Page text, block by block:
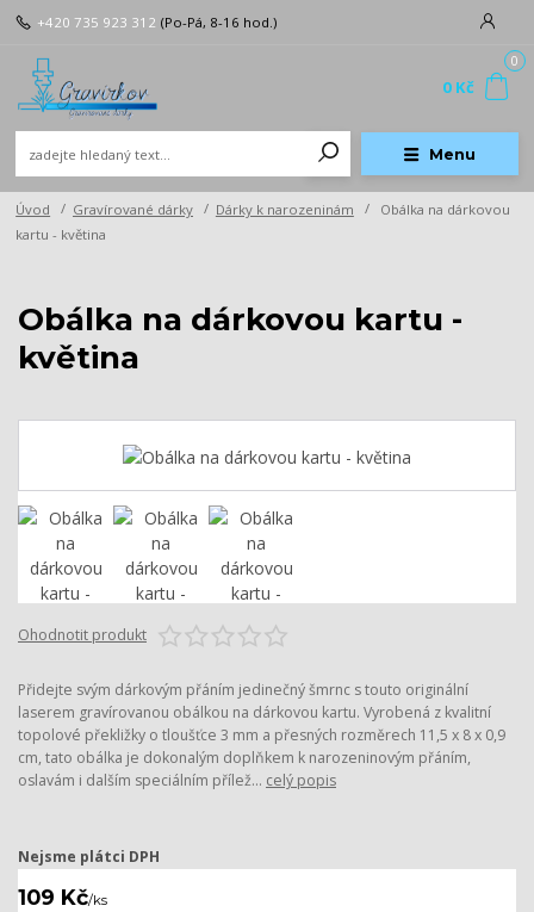
Menu
+420 735 923 312 (Po-Pá, 8-16 hod.)
0
0 Kč
Úvod Gravírované dárky Dárky k narozeninám
Obálka na dárkovou
kartu - květina
Obálka na dárkovou kartu -
květina
Ohodnotit produkt
Přidejte svým dárkovým přáním jedinečný šmrnc s touto originální
laserem gravírovanou obálkou na dárkovou kartu. Vyrobená z kvalitní
topolové překližky o tloušťce 3 mm a přesných rozměrech 11,5 x 8 x 0,9
cm, tato obálka je dokonalým doplňkem k narozeninovým přáním,
oslavám i dalším speciálním přílež... celý popis
Nejsme plátci DPH
109 Kč/ks